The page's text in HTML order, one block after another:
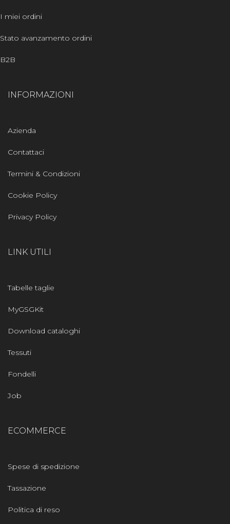
I miei ordini
Stato avanzamento ordini
B2B
INFORMAZIONI
Azienda
Contattaci
Termini & Condizioni
Cookie Policy
Privacy Policy
LINK UTILI
Tabelle taglie
MyGSGKit
Download cataloghi
Tessuti
Fondelli
Job
ECOMMERCE
Spese di spedizione
Tassazione
Politica di reso